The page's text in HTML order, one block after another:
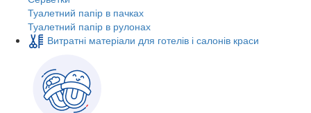
Туалетний папір в пачках
Туалетний папір в рулонах
Витратні матеріали для готелів і салонів краси